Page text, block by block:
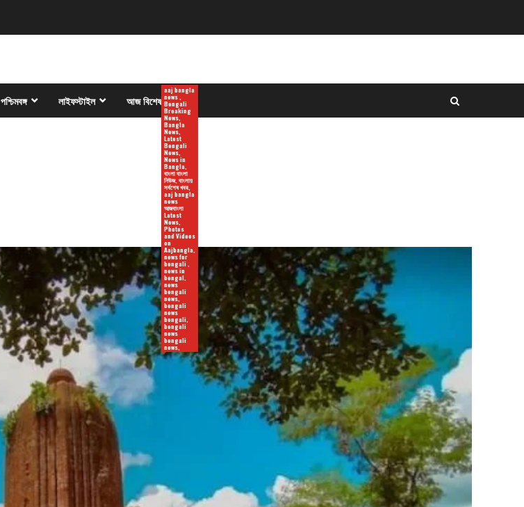
পশ্চিমবঙ্গ লাইফস্টাইল আজ বিশেষ
aaj bangla
news ,
Bengali
Breaking
News,
Bangla
News,
Latest
Bengali
News,
News in
Bangla,
বাংলা বাংলা
নিউজ, বাংলায়
সর্বশেষ খবর,
aaj bangla
news
আজবাংলা
Latest
News,
Photos
and Videos
on
Aajbangla,
news for
bengali ,
news in
bengal,
news
bengali
news,
bengali
news
bengali,
bengali
news
bengali
news,